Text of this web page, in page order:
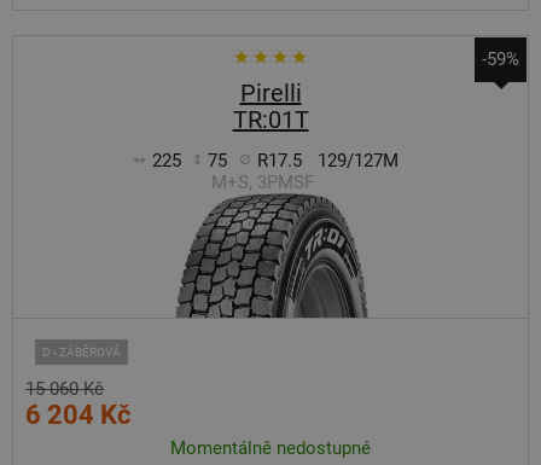
-59%
Pirelli
TR:01T
225 75 R17.5
129/127M
M+S, 3PMSF
D - ZÁBĚROVÁ
15 060 Kč
6 204 Kč
Momentálně nedostupné